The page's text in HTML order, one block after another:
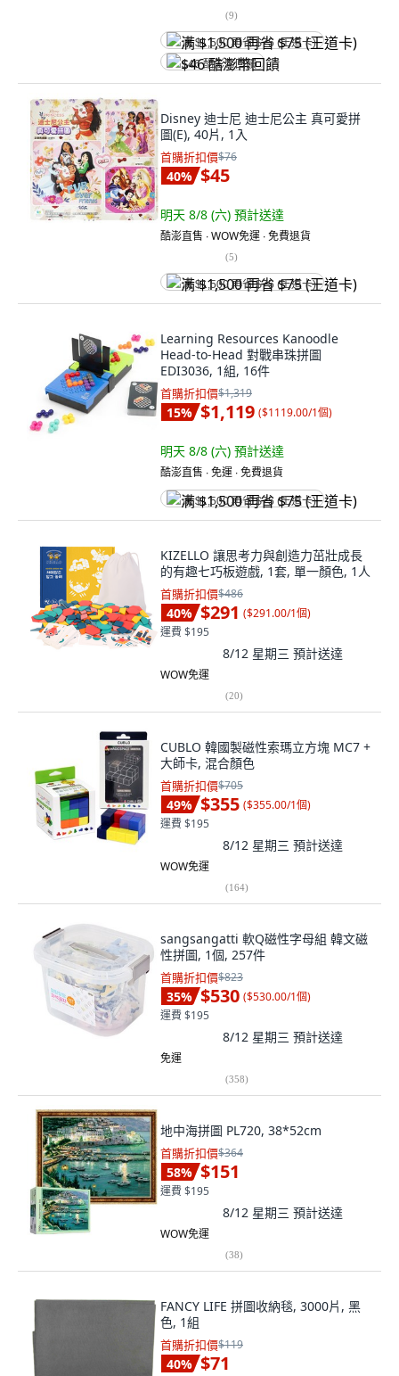
(9)
满 $1,500 再省 $75 (王道卡)
$46 酷澎幣回饋
Disney 迪士尼 迪士尼公主 真可愛拼
圖(E), 40片, 1入
首購折扣價$76
40% $45
明天 8/8 (六) 預計送達
酷澎直售 ∙ WOW免運 ∙ 免費退貨
(5)
满 $1,500 再省 $75 (王道卡)
Learning Resources Kanoodle
Head-to-Head 對戰串珠拼圖
EDI3036, 1組, 16件
首購折扣價$1,319
15% $1,119 ($1119.00/1個)
明天 8/8 (六) 預計送達
酷澎直售 ∙ 免運 ∙ 免費退貨
满 $1,500 再省 $75 (王道卡)
KIZELLO 讓思考力與創造力茁壯成長
的有趣七巧板遊戲, 1套, 單一顏色, 1人
首購折扣價$486
40% $291 ($291.00/1個)
運費 $195
8/12 星期三 預計送達
WOW免運
(20)
CUBLO 韓國製磁性索瑪立方塊 MC7 +
大師卡, 混合顏色
首購折扣價$705
49% $355 ($355.00/1個)
運費 $195
8/12 星期三 預計送達
WOW免運
(164)
sangsangatti 軟Q磁性字母組 韓文磁
性拼圖, 1個, 257件
首購折扣價$823
35% $530 ($530.00/1個)
運費 $195
8/12 星期三 預計送達
免運
(358)
地中海拼圖 PL720, 38*52cm
首購折扣價$364
58% $151
運費 $195
8/12 星期三 預計送達
WOW免運
(38)
FANCY LIFE 拼圖收納毯, 3000片, 黑
色, 1組
首購折扣價$119
40% $71